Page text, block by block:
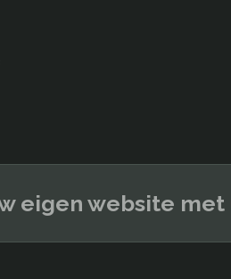
eigen website met